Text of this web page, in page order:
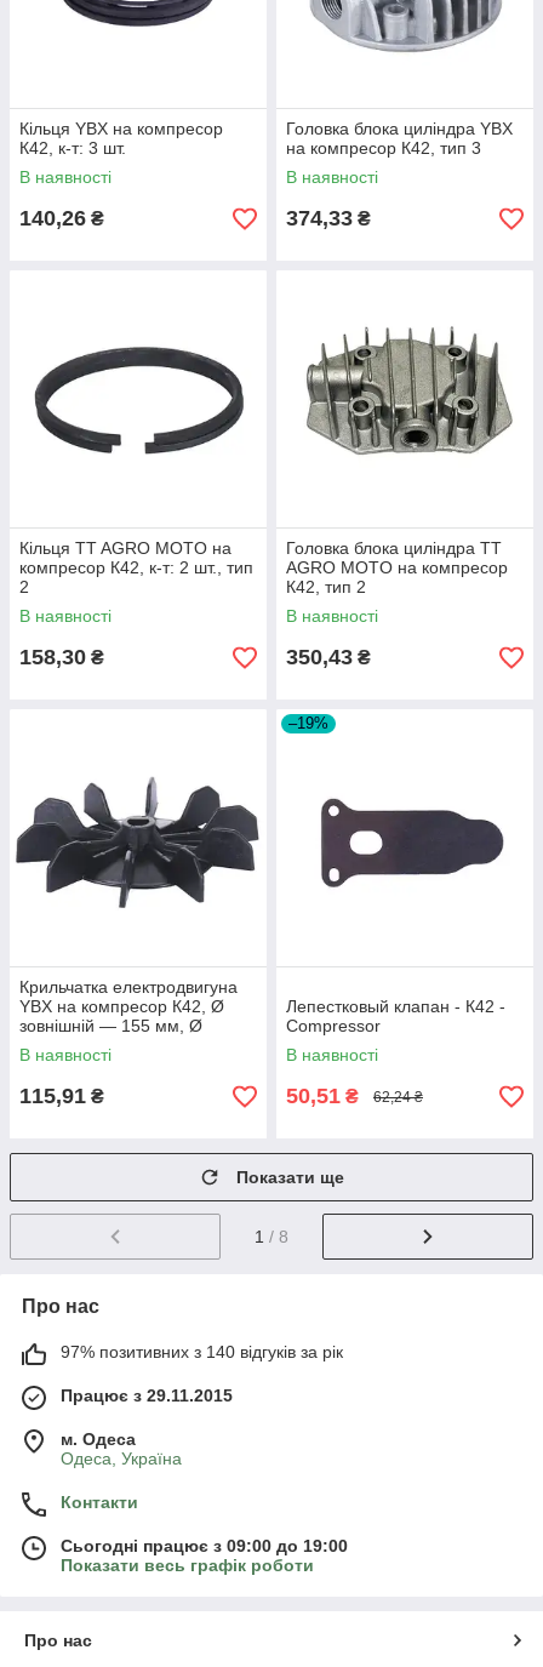
Кільця YBX на компресор
К42, к-т: 3 шт.
В наявності
140,26 ₴
Головка блока циліндра YBX
на компресор К42, тип 3
В наявності
374,33 ₴
Кільця TT AGRO MOTO на
компресор К42, к-т: 2 шт., тип
2
В наявності
158,30 ₴
Головка блока циліндра TT
AGRO MOTO на компресор
К42, тип 2
В наявності
350,43 ₴
Крильчатка електродвигуна
YBX на компресор К42, Ø
зовнішній — 155 мм, Ø
внутрішній — 14/11 мм
В наявності
115,91 ₴
–19%
Лепестковый клапан - К42 -
Compressor
В наявності
50,51 ₴ 62,24 ₴
Показати ще
1 / 8
Про нас
97% позитивних з 140 відгуків за рік
Працює з 29.11.2015
м. Одеса
Одеса, Україна
Контакти
Сьогодні працює з 09:00 до 19:00
Показати весь графік роботи
Про нас